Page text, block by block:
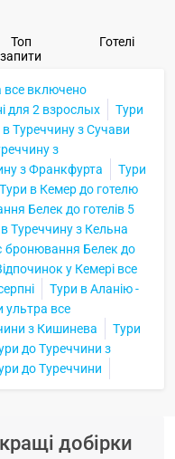
Топ
запити
Готелі
все включено
для 2 взрослых
Тури
в Туреччину з Сучави
з
з Франкфурта
Тури
Тури в Кемер до готелю
Белек до готелів 5
в Туреччину з Кельна
бронювання Белек до
у Кемері все
Тури в Аланію -
ультра все
з Кишинева
Тури
до Туреччини з
до Туреччини
добірки